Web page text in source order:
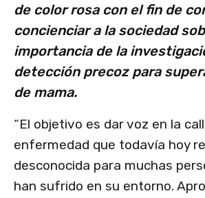
de color rosa con el fin de
concienciar a la sociedad
importancia de la
detección precoz para
de mama.
“El objetivo es dar voz en la
enfermedad que todavía hoy
desconocida para muchas
han sufrido en su entorno.